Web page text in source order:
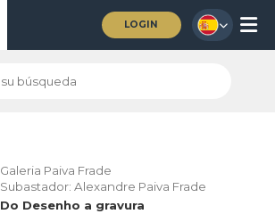
LOGIN
Galeria Paiva Frade
Subastador: Alexandre Paiva Frade
Do Desenho a gravura